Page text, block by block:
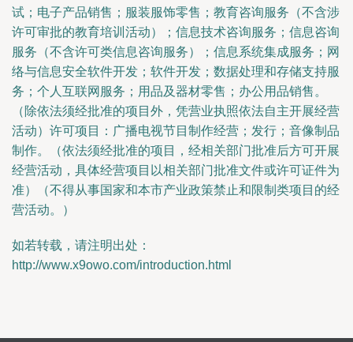
试；电子产品销售；服装服饰零售；教育咨询服务（不含涉
许可审批的教育培训活动）；信息技术咨询服务；信息咨询
服务（不含许可类信息咨询服务）；信息系统集成服务；网
络与信息安全软件开发；软件开发；数据处理和存储支持服
务；个人互联网服务；用品及器材零售；办公用品销售。
（除依法须经批准的项目外，凭营业执照依法自主开展经营
活动）许可项目：广播电视节目制作经营；发行；音像制品
制作。（依法须经批准的项目，经相关部门批准后方可开展
经营活动，具体经营项目以相关部门批准文件或许可证件为
准）（不得从事国家和本市产业政策禁止和限制类项目的经
营活动。）
如若转载，请注明出处：
http://www.x9owo.com/introduction.html